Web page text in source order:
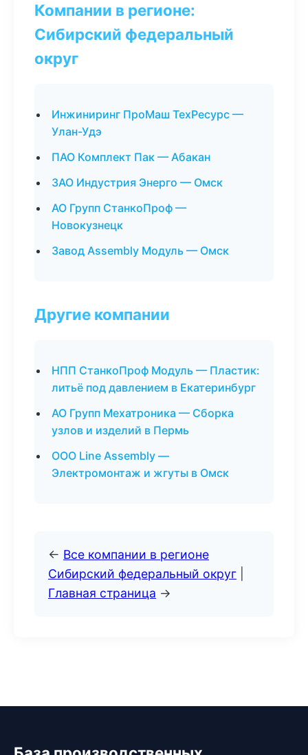
Компании в регионе:
Сибирский федеральный
округ
Инжиниринг ПроМаш ТехРесурс —
Улан-Удэ
ПАО Комплект Пак — Абакан
ЗАО Индустрия Энерго — Омск
АО Групп СтанкоПроф —
Новокузнецк
Завод Assembly Модуль — Омск
Другие компании
НПП СтанкоПроф Модуль — Пластик:
литьё под давлением в Екатеринбург
АО Групп Мехатроника — Сборка
узлов и изделий в Пермь
ООО Line Assembly —
Электромонтаж и жгуты в Омск
← Все компании в регионе
Сибирский федеральный округ
Главная страница →